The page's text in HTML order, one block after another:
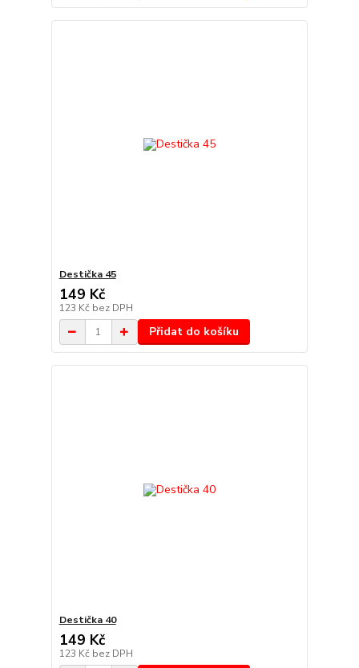
Destička 45
149 Kč
123 Kč bez DPH
Přidat do košíku
Destička 40
149 Kč
123 Kč bez DPH